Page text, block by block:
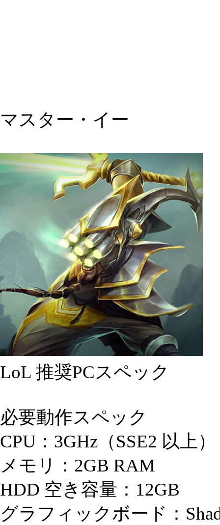
マスター・イー
LoL 推奨PCスペック
必要動作スペック
CPU：3GHz（SSE2 以上）
メモリ：2GB RAM
HDD 空き容量：12GB
グラフィックボード：